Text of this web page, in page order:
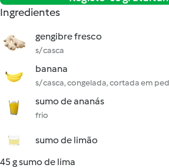
Ingredientes
gengibre fresco
s/ casca
banana
s/ casca, congelada, cortada em
sumo de ananás
frio
sumo de limão
45 g sumo de lima